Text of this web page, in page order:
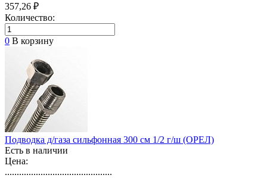
357,26 ₽
Количество:
0 В корзину
Подводка д/газа сильфонная 300 см 1/2 г/ш (ОРЕЛ)
Есть в наличии
Цена:
.............................................